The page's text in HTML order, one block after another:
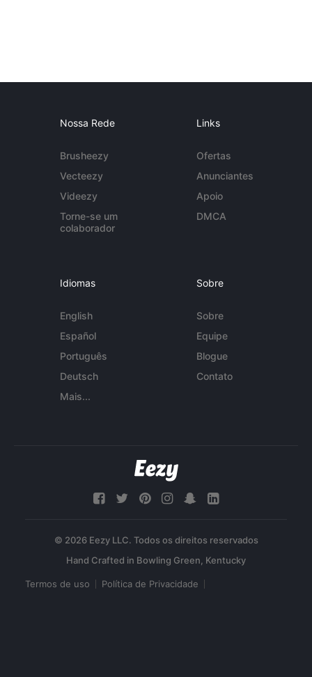
Nossa Rede
Brusheezy
Vecteezy
Videezy
Torne-se um
colaborador
Links
Ofertas
Anunciantes
Apoio
DMCA
Idiomas
English
Español
Português
Deutsch
Mais...
Sobre
Sobre
Equipe
Blogue
Contato
© 2026 Eezy LLC. Todos os direitos reservados
Termos de uso Política de Privacidade